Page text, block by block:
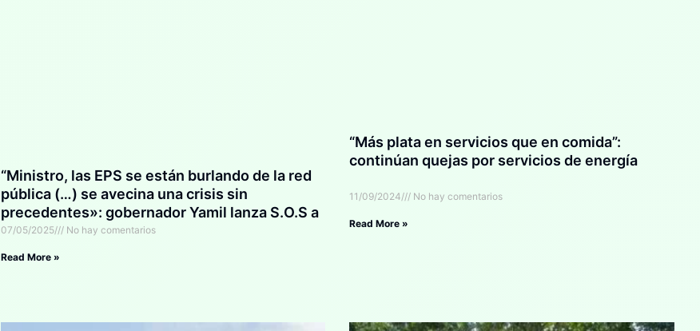
“Ministro, las EPS se están burlando de la red
pública (…) se avecina una crisis sin
precedentes»: gobernador Yamil lanza S.O.S a
MinSalud
07/05/2025 No hay comentarios
Read More »
“Más plata en servicios que en comida”:
continúan quejas por servicios de energía
11/09/2024 No hay comentarios
Read More »